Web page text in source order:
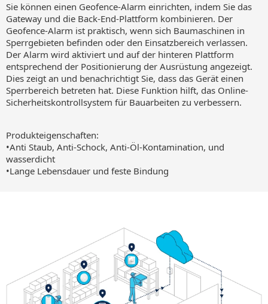
Sie können einen Geofence-Alarm einrichten, indem Sie das
Gateway und die Back-End-Plattform kombinieren. Der
Geofence-Alarm ist praktisch, wenn sich Baumaschinen in
Sperrgebieten befinden oder den Einsatzbereich verlassen.
Der Alarm wird aktiviert und auf der hinteren Plattform
entsprechend der Positionierung der Ausrüstung angezeigt.
Dies zeigt an und benachrichtigt Sie, dass das Gerät einen
Sperrbereich betreten hat. Diese Funktion hilft, das Online-
Sicherheitskontrollsystem für Bauarbeiten zu verbessern.
Produkteigenschaften:
•Anti Staub, Anti-Schock, Anti-Öl-Kontamination, und
wasserdicht
•Lange Lebensdauer und feste Bindung